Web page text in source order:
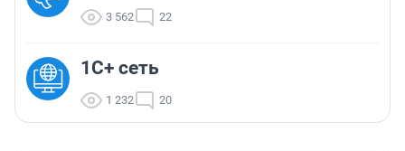
3 562 22
1С+ сеть
1 232 20